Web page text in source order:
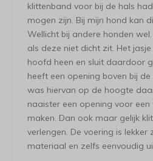
klittenband voor bij de hals
mogen zijn. Bij mijn hond kan
Wellicht bij andere honden
als deze niet dicht zit. Het
hoofd heen en sluit daardoor
heeft een opening boven bij
was hiervan op de hoogte
naaister een opening voor
maken. Dan ook maar gelijk
verlengen. De voering is
materiaal en zelfs eenvoudig